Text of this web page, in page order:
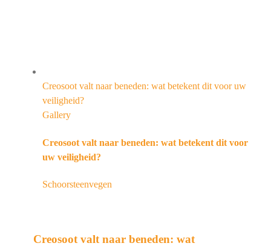
Creosoot valt naar beneden: wat betekent dit voor uw
veiligheid?
Gallery
Creosoot valt naar beneden: wat betekent dit voor
uw veiligheid?
Schoorsteenvegen
Creosoot valt naar beneden: wat